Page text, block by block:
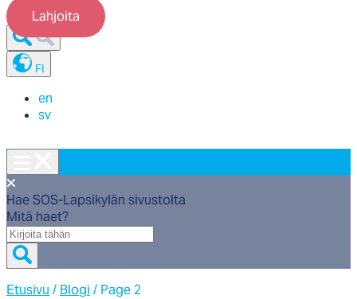
Lahjoita
FI
en
sv
Hae SOS-Lapsikylän sivustolta
Mitä haet?
Mitä
haet?
Etusivu / Blogi / Page 2